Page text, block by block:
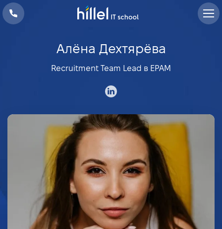
Алёна Дехтярёва
Recruitment Team Lead в EPAM